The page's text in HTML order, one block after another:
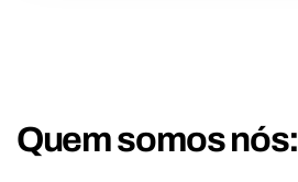
Quem somos nós: